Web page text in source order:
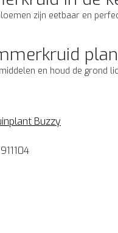
zijn eetbaar en
en houd de grond
Buzzy